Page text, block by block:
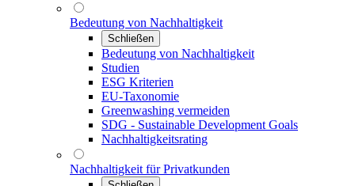
Bedeutung von Nachhaltigkeit
Schließen
Bedeutung von Nachhaltigkeit
Studien
ESG Kriterien
EU-Taxonomie
Greenwashing vermeiden
SDG - Sustainable Development Goals
Nachhaltigkeitsrating
Nachhaltigkeit für Privatkunden